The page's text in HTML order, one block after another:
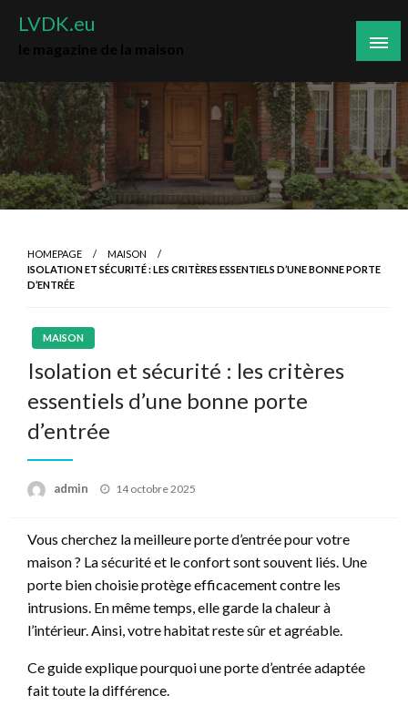
LVDK.eu
HOMEPAGE
MAISON
ISOLATION ET SÉCURITÉ : LES CRITÈRES ESSENTIELS D’UNE BONNE PORTE
D’ENTRÉE
MAISON
Isolation et sécurité : les critères
essentiels d’une bonne porte
d’entrée
admin
Posted
14 octobre 2025
Vous cherchez la meilleure porte d’entrée pour votre
maison ? La sécurité et le confort sont souvent liés. Une
porte bien choisie protège efficacement contre les
intrusions. En même temps, elle garde la chaleur à
l’intérieur. Ainsi, votre habitat reste sûr et agréable.
Ce guide explique pourquoi une porte d’entrée adaptée
fait toute la différence.